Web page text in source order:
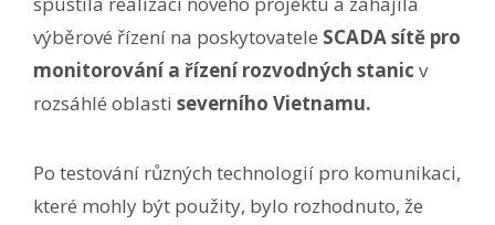
výběrové řízení na poskytovatele SCADA sítě pro
monitorování a řízení rozvodných stanic v
rozsáhlé oblasti severního Vietnamu.
Po testování různých technologií pro komunikaci,
které mohly být použity, bylo rozhodnuto, že